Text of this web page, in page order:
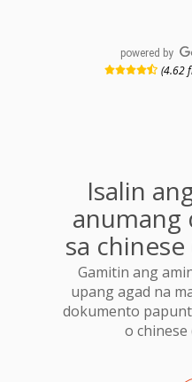
powered by
(4.62
Isalin
sa
Gamitin ang
upang agad na
dokumento
o